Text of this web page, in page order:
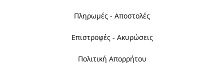
Πληρωμές - Αποστολές
Επιστροφές - Ακυρώσεις
Πολιτική Απορρήτου